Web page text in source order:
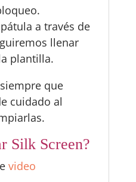
a través de
llenar
plantilla.
que
cuidado al
Silk Screen?
video